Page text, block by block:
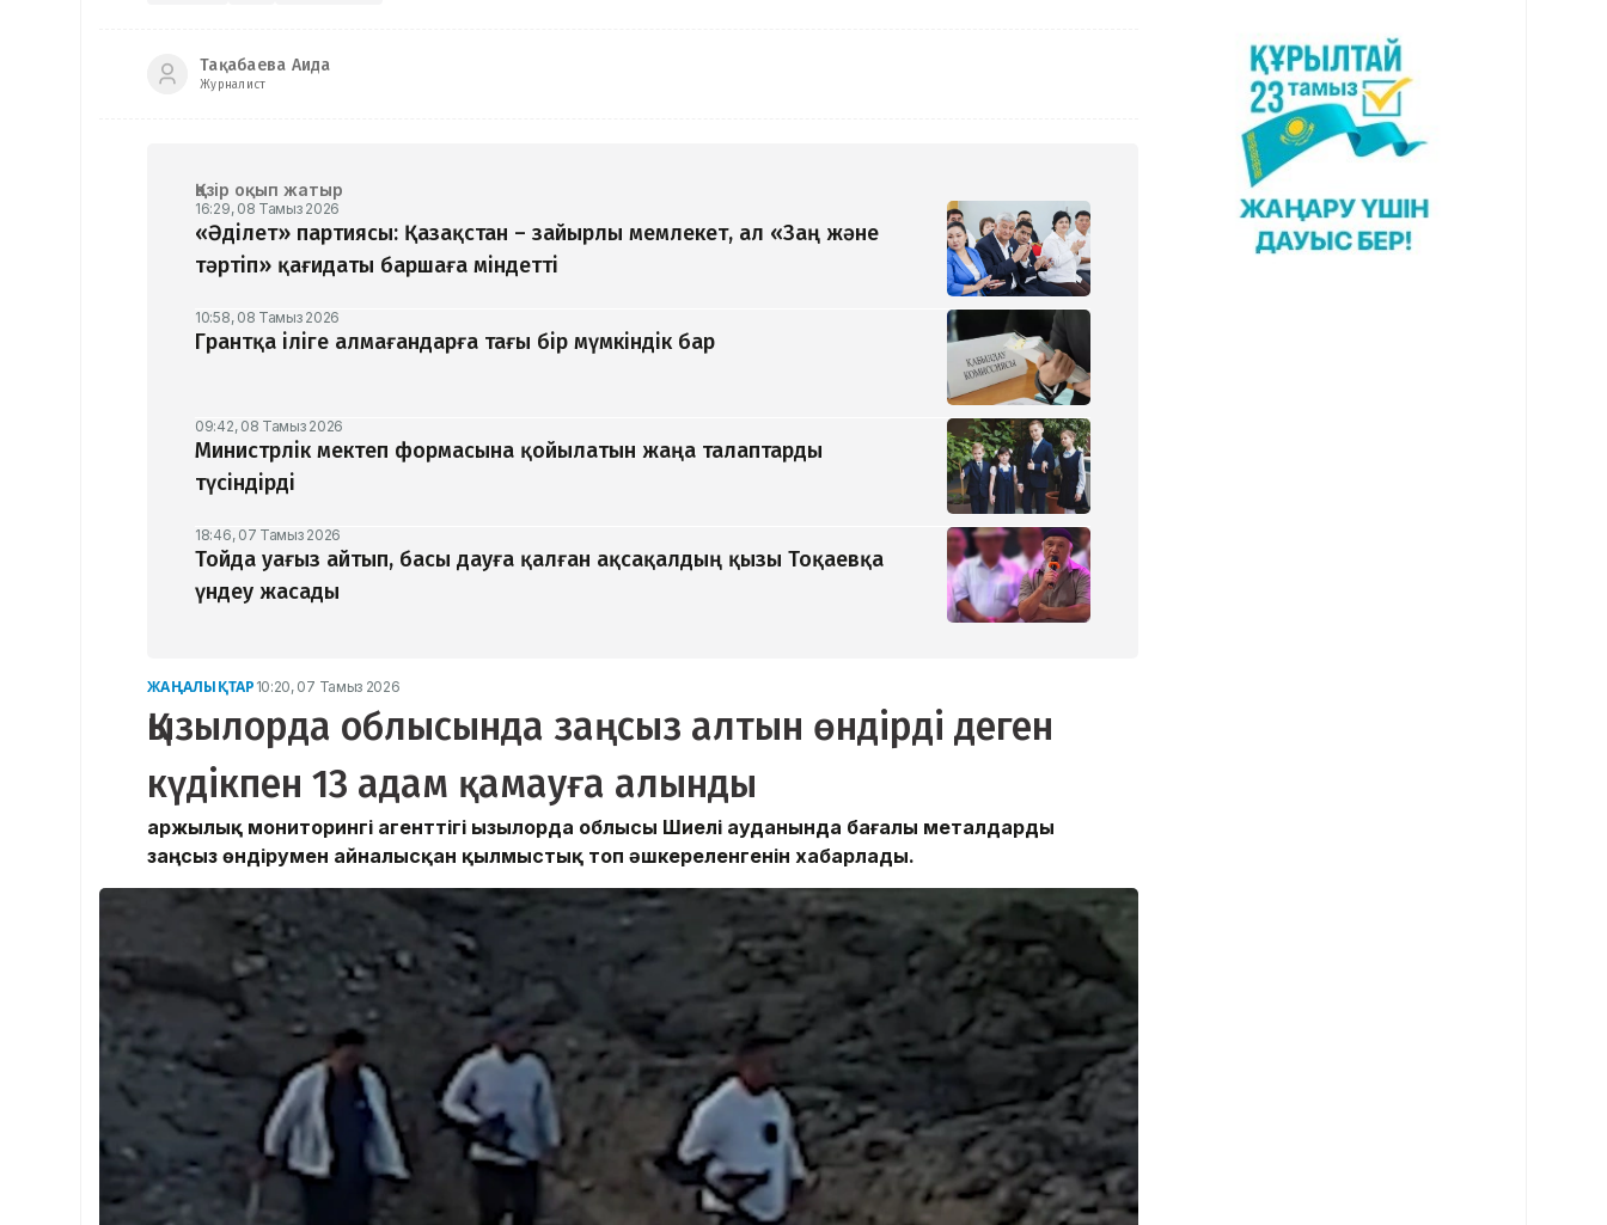
Тақабаева Аида
Журналист
Қазір оқып жатыр
16:29, 08 Тамыз 2026
«Әділет» партиясы: Қазақстан – зайырлы мемлекет, ал «Заң және
тәртіп» қағидаты баршаға міндетті
10:58, 08 Тамыз 2026
Грантқа іліге алмағандарға тағы бір мүмкіндік бар
09:42, 08 Тамыз 2026
Министрлік мектеп формасына қойылатын жаңа талаптарды
түсіндірді
18:46, 07 Тамыз 2026
Тойда уағыз айтып, басы дауға қалған ақсақалдың қызы Тоқаевқа
үндеу жасады
ЖАҢАЛЫҚТАР 10:20, 07 Тамыз 2026
Қызылорда облысында заңсыз алтын өндірді деген
күдікпен 13 адам қамауға алынды
Қаржылық мониторингі агенттігі Қызылорда облысы Шиелі ауданында бағалы металдарды
заңсыз өндірумен айналысқан қылмыстық топ әшкереленгенін хабарлады.